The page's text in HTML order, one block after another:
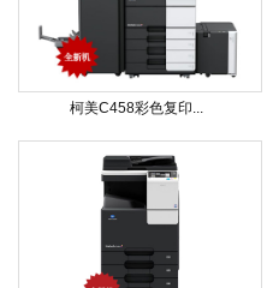
柯美C458彩色复印...